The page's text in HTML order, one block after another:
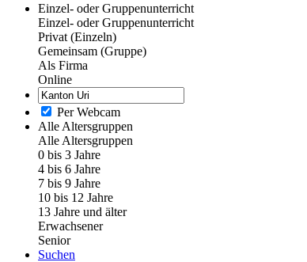
Einzel- oder Gruppenunterricht
Einzel- oder Gruppenunterricht
Privat (Einzeln)
Gemeinsam (Gruppe)
Als Firma
Online
Per Webcam
Alle Altersgruppen
Alle Altersgruppen
0 bis 3 Jahre
4 bis 6 Jahre
7 bis 9 Jahre
10 bis 12 Jahre
13 Jahre und älter
Erwachsener
Senior
Suchen